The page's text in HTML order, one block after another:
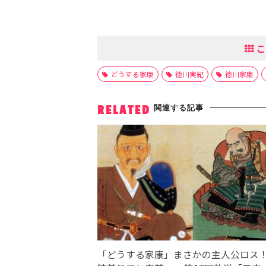
どうする家康 徳川実紀 徳川家康
RELATED 関連する記事
「どうする家康」まさかの主人公ロス